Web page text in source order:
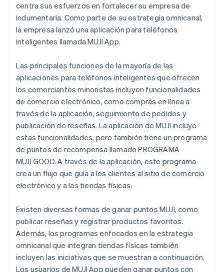
centra sus esfuerzos en fortalecer su empresa de
indumentaria. Como parte de su estrategia omnicanal,
la empresa lanzó una aplicación para teléfonos
inteligentes llamada MUJI App.
Las principales funciones de la mayoría de las
aplicaciones para teléfonos inteligentes que ofrecen
los comerciantes minoristas incluyen funcionalidades
de comercio electrónico, como compras en línea a
través de la aplicación, seguimiento de pedidos y
publicación de reseñas. La aplicación de MUJI incluye
estas funcionalidades, pero también tiene un programa
de puntos de recompensa llamado PROGRAMA
MUJI GOOD. A través de la aplicación, este programa
crea un flujo que guía a los clientes al sitio de comercio
electrónico y a las tiendas físicas.
Existen diversas formas de ganar puntos MUJI, como
publicar reseñas y registrar productos favoritos.
Además, los programas enfocados en la estrategia
omnicanal que integran tiendas físicas también
incluyen las iniciativas que se muestran a continuación.
Los usuarios de MUJI App pueden ganar puntos con